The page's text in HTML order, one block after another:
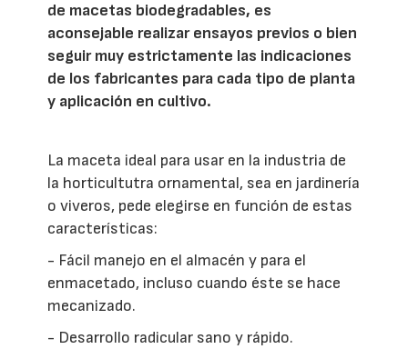
de macetas biodegradables, es
aconsejable realizar ensayos previos o bien
seguir muy estrictamente las indicaciones
de los fabricantes para cada tipo de planta
y aplicación en cultivo.
La maceta ideal para usar en la industria de
la horticultutra ornamental, sea en jardinería
o viveros, pede elegirse en función de estas
características:
- Fácil manejo en el almacén y para el
enmacetado, incluso cuando éste se hace
mecanizado.
- Desarrollo radicular sano y rápido.